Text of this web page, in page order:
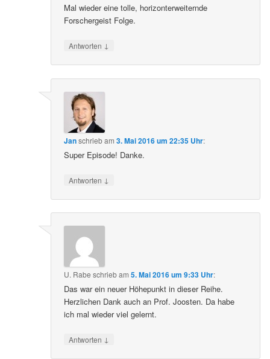
Mal wieder eine tolle, horizonterweiternde
Forschergeist Folge.
Antworten ↓
Janschriebam3. Mai 2016 um 22:35 Uhr:
Super Episode! Danke.
Antworten ↓
U. Rabe schriebam5. Mai 2016 um 9:33 Uhr:
Das war ein neuer Höhepunkt in dieser Reihe.
Herzlichen Dank auch an Prof. Joosten. Da habe
ich mal wieder viel gelernt.
Antworten ↓